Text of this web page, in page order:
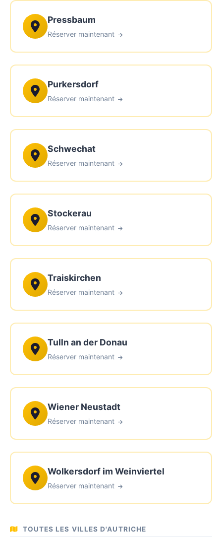
Pressbaum
Réserver maintenant
Purkersdorf
Réserver maintenant
Schwechat
Réserver maintenant
Stockerau
Réserver maintenant
Traiskirchen
Réserver maintenant
Tulln an der Donau
Réserver maintenant
Wiener Neustadt
Réserver maintenant
Wolkersdorf im Weinviertel
Réserver maintenant
TOUTES LES VILLES D'AUTRICHE